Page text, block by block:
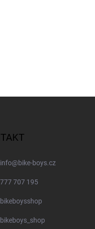
info@bike-boys.cz
777 707 195
bikeboysshop
bikeboys_shop